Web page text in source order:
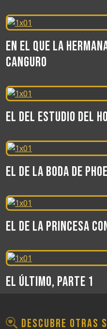
En el que la
canguro
El del estudio del
El de la boda de
El de la Princesa
El último, Parte 1
Descubre otras